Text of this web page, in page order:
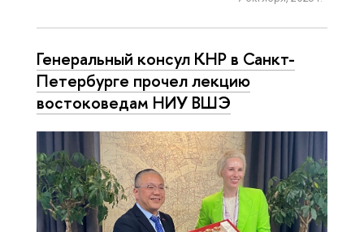
Генеральный консул КНР в Санкт-
Петербурге прочел лекцию
востоковедам НИУ ВШЭ